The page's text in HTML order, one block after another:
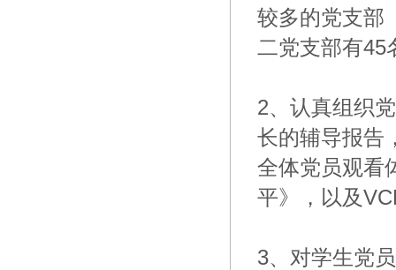
较多的党支部
二党支部有45
2、认真组织
长的辅导报告
全体党员观看
平》，以及
3、对学生党